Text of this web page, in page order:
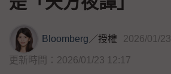
Bloomberg／授權 2026/01/23
更新時間：2026/01/23 12:17